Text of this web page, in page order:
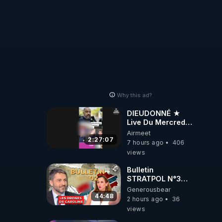
Why this ad?
2:27:07
DIEUDONNÉ ★
Live Du Mercredi
5 Août 2026
Airmeet
7 hours ago
406
views
44:48
Bulletin
STRATPOL N°302.
Armée des
drones, MS-21 en
série, missiles
Generousbear
2 hours ago
36
views